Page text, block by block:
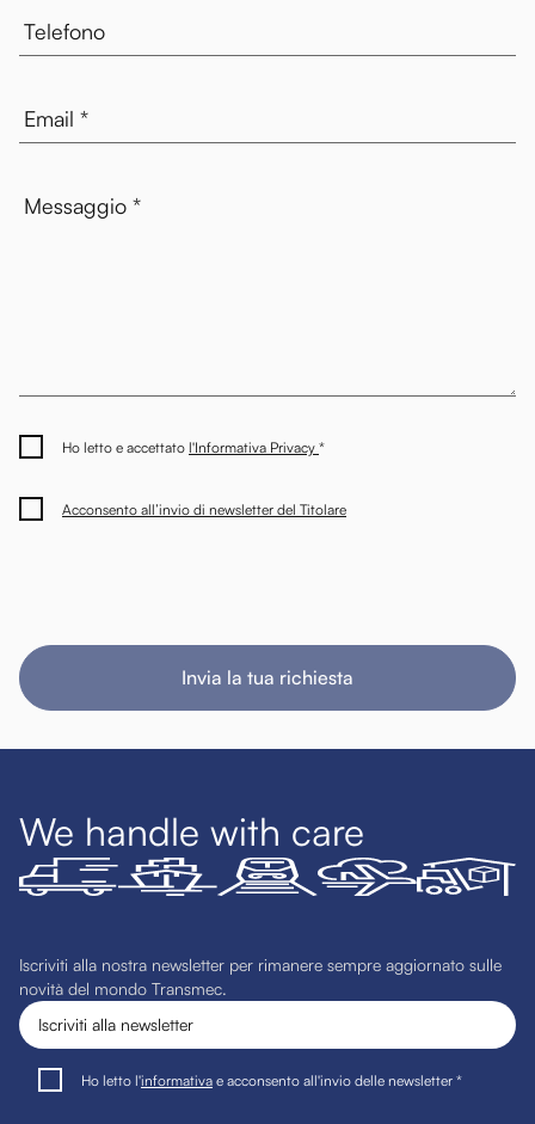
Ho letto e accettato l'Informativa Privacy *
Acconsento all’invio di newsletter del Titolare
Invia la tua richiesta
We handle with care
Iscriviti alla nostra newsletter per rimanere sempre aggiornato sulle
novità del mondo Transmec.
Ho letto l'informativa e acconsento all'invio delle newsletter *